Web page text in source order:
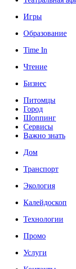
Игры
Образование
Time In
Чтение
Бизнес
Питомцы
Город
Шоппинг
Сервисы
Важно знать
Дом
Транспорт
Экология
Калейдоскоп
Технологии
Промо
Услуги